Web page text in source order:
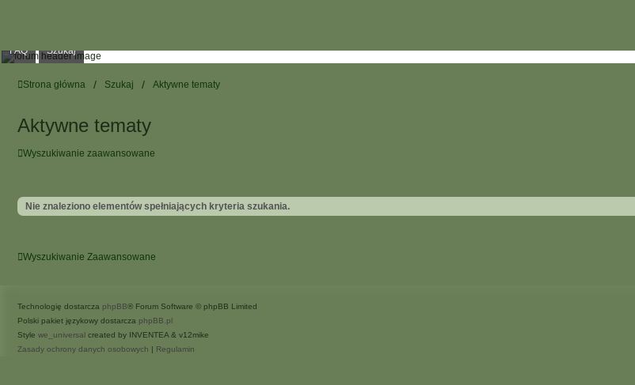
FAQ Szukaj
Strona główna Szukaj Aktywne tematy
Aktywne tematy
Wyszukiwanie zaawansowane
Nie znaleziono elementów spełniających kryteria szukania.
Wyszukiwanie Zaawansowane
Technologię dostarcza phpBB® Forum Software © phpBB Limited
Polski pakiet językowy dostarcza phpBB.pl
Style we_universal created by INVENTEA & v12mike
Zasady ochrony danych osobowych | Regulamin